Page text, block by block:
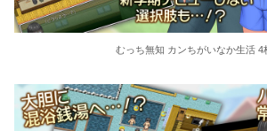
むっち無知 カンちがいなか生活 4